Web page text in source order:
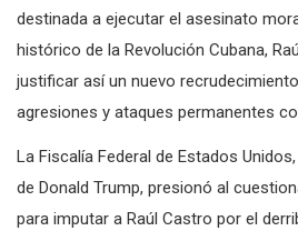
destinada a ejecutar el asesinato
histórico de la Revolución Cubana,
justificar así un nuevo
agresiones y ataques permanentes
La Fiscalía Federal de Estados
de Donald Trump, presionó al
para imputar a Raúl Castro por el